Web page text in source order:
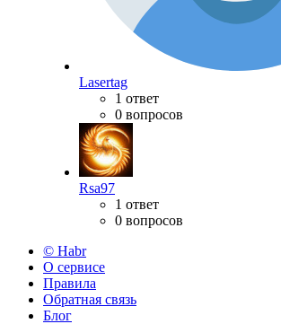
Lasertag
1 ответ
0 вопросов
Rsa97
1 ответ
0 вопросов
© Habr
О сервисе
Правила
Обратная связь
Блог